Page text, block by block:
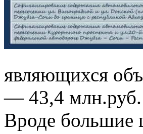
являющихся
— 43,4
Вроде большие